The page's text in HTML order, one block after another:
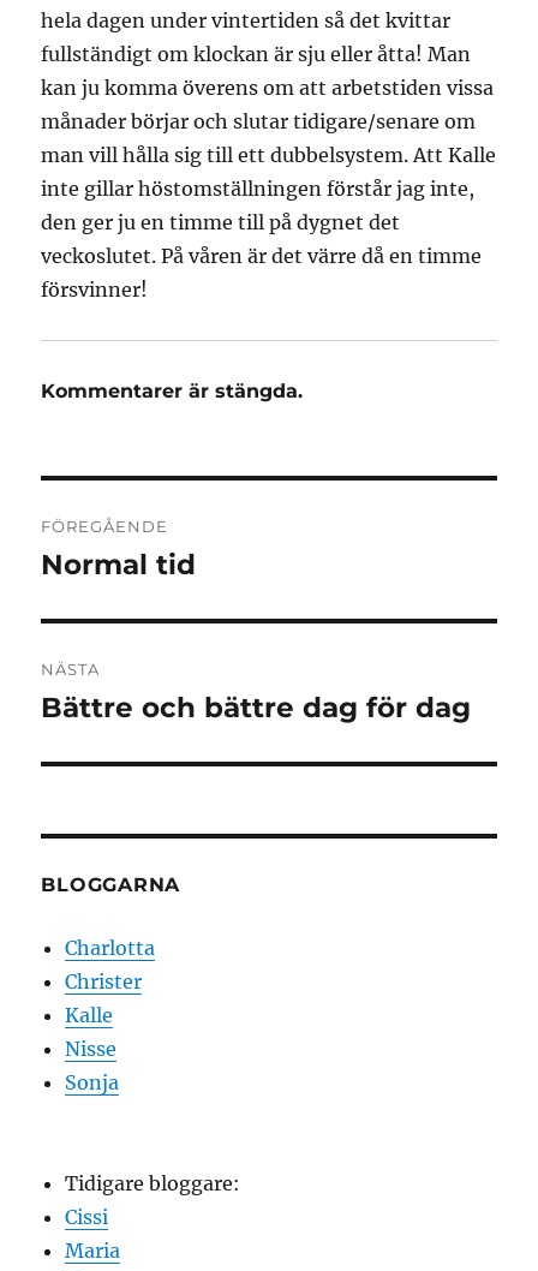
hela dagen under vintertiden så det kvittar
fullständigt om klockan är sju eller åtta! Man
kan ju komma överens om att arbetstiden vissa
månader börjar och slutar tidigare/senare om
man vill hålla sig till ett dubbelsystem. Att Kalle
inte gillar höstomställningen förstår jag inte,
den ger ju en timme till på dygnet det
veckoslutet. På våren är det värre då en timme
försvinner!
Kommentarer är stängda.
FÖREGÅENDE
Föregående
Normal tid
NÄSTA
Nästa
Bättre och bättre dag för dag
BLOGGARNA
Charlotta
Christer
Kalle
Nisse
Sonja
Tidigare bloggare:
Cissi
Maria